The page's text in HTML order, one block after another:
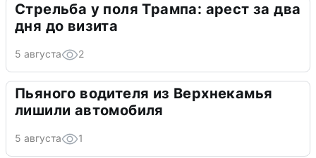
Стрельба у поля Трампа: арест за два
дня до визита
5 августа 2
Пьяного водителя из Верхнекамья
лишили автомобиля
5 августа 1